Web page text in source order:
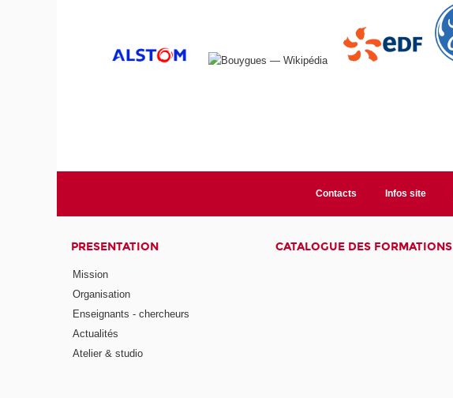
Contacts Infos site
PRESENTATION
Mission
Organisation
Enseignants - chercheurs
Actualités
Atelier & studio
CATALOGUE DES FORMATIONS